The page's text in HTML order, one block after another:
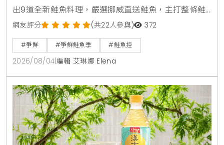
出9道全新鮭魚料理，嚴選挪威直送鮭魚，主打整條鮭
魚從頭吃到尾，包含照燒鮭魚頭，鮮嫩鮭魚肚生魚片，
紫蘇和風鮭魚冷麵，以及可可焦糖鮭魚與鮭魚卵黑糖霜
淇淋等創意鹹甜點。爭鮮APP會員消費滿額再贈送限量
獵奇鮭魚造型扇與專屬優惠彩蛋。
網友評分 (共22人參與) 372
#爭鮮 #爭鮮鮭魚季 #鮭魚控
2026/08/04 編輯 艾琳娜 Elena